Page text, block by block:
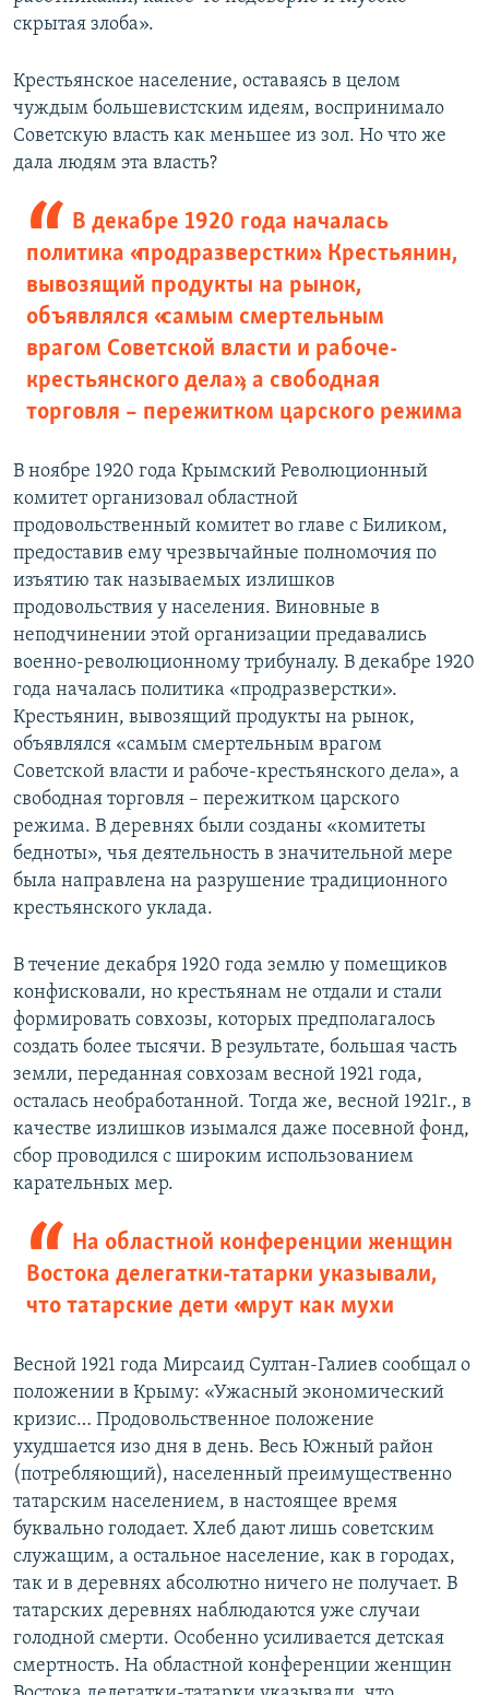
скрытая злоба».
Крестьянское население, оставаясь в целом
чуждым большевистским идеям, воспринимало
Советскую власть как меньшее из зол. Но что же
дала людям эта власть?
В декабре 1920 года началась
политика «продразверстки». Крестьянин,
вывозящий продукты на рынок,
объявлялся «самым смертельным
врагом Советской власти и рабоче-
крестьянского дела», а свободная
торговля – пережитком царского режима
В ноябре 1920 года Крымский Революционный
комитет организовал областной
продовольственный комитет во главе с Биликом,
предоставив ему чрезвычайные полномочия по
изъятию так называемых излишков
продовольствия у населения. Виновные в
неподчинении этой организации предавались
военно-революционному трибуналу. В декабре 1920
года началась политика «продразверстки».
Крестьянин, вывозящий продукты на рынок,
объявлялся «самым смертельным врагом
Советской власти и рабоче-крестьянского дела», а
свободная торговля – пережитком царского
режима. В деревнях были созданы «комитеты
бедноты», чья деятельность в значительной мере
была направлена на разрушение традиционного
крестьянского уклада.
В течение декабря 1920 года землю у помещиков
конфисковали, но крестьянам не отдали и стали
формировать совхозы, которых предполагалось
создать более тысячи. В результате, большая часть
земли, переданная совхозам весной 1921 года,
осталась необработанной. Тогда же, весной 1921г., в
качестве излишков изымался даже посевной фонд,
сбор проводился с широким использованием
карательных мер.
На областной конференции женщин
Востока делегатки-татарки указывали,
что татарские дети «мрут как мухи
Весной 1921 года Мирсаид Султан-Галиев сообщал о
положении в Крыму: «Ужасный экономический
кризис… Продовольственное положение
ухудшается изо дня в день. Весь Южный район
(потребляющий), населенный преимущественно
татарским населением, в настоящее время
буквально голодает. Хлеб дают лишь советским
служащим, а остальное население, как в городах,
так и в деревнях абсолютно ничего не получает. В
татарских деревнях наблюдаются уже случаи
голодной смерти. Особенно усиливается детская
смертность. На областной конференции женщин